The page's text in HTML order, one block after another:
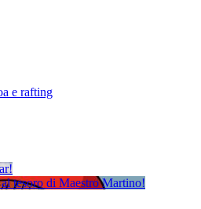
e rafting
tesoro di Maestro Martino!